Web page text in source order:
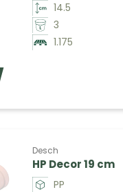
14.5
3
1.175
Desch
HP Decor 19 cm
PP